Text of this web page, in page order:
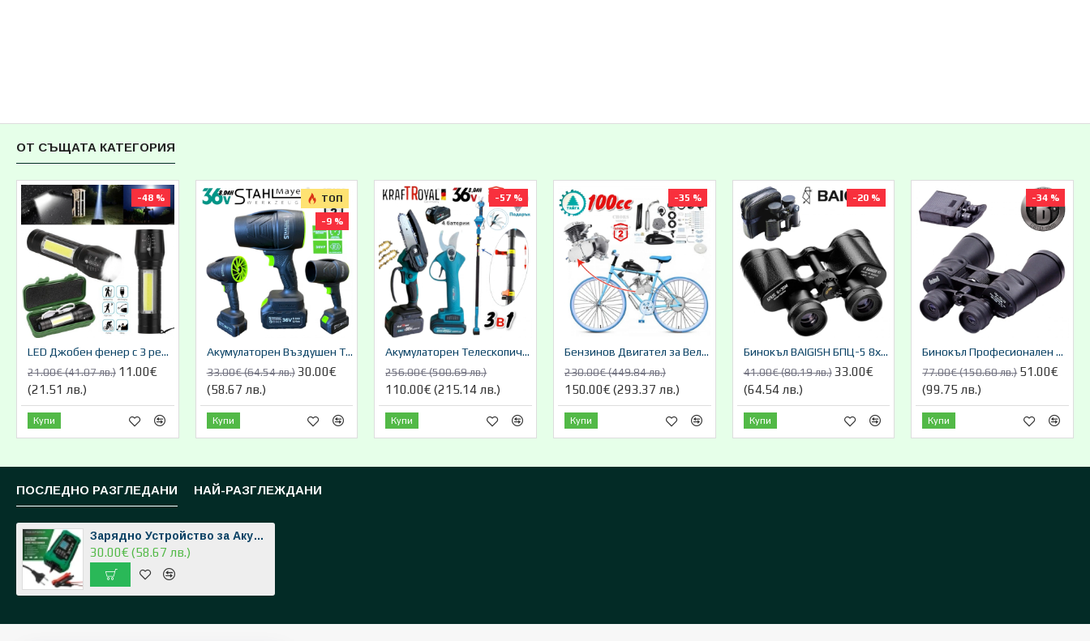
ОТ СЪЩАТА КАТЕГОРИЯ
-48 %
LED Джобен фенер с 3 режима , презареждаем, с USB кабел
21.00€ (41.07 лв.) 11.00€
(21.51 лв.)
Купи
ТОП
-9 %
Акумулаторен Въздушен Турбо Пистолет Мощен 36V 8,0AH STAHLMATER
33.00€ (64.54 лв.) 30.00€
(58.67 лв.)
Купи
-57 %
Акумулаторен Телескопичен Прът Лозарска Ножица и Резачка За Клони Градински Комплект 36V 8,0AH KRAFTROYAL 4 Броя Батерии 3в1
256.00€ (500.69 лв.)
110.00€ (215.14 лв.)
Купи
-35 %
Бензинов Двигател за Велосипед 100 Кубика Велодвигател за Колело ТАЙГА Двутактов
230.00€ (449.84 лв.)
150.00€ (293.37 лв.)
Купи
-20 %
Бинокъл BAIGISH БПЦ-5 8х30м,
41.00€ (80.19 лв.) 33.00€
(64.54 лв.)
Купи
-34 %
Бинокъл Професионален Bushnell 10-70x70 с активно увеличение и сгъваеми протектори
77.00€ (150.60 лв.) 51.00€
(99.75 лв.)
Купи
ПОСЛЕДНО РАЗГЛЕДАНИ НАЙ-РАЗГЛЕЖДАНИ
Зарядно Устройство за Акумулатор 6А 12V 2AH-100AH ROCKFORCE
30.00€ (58.67 лв.)